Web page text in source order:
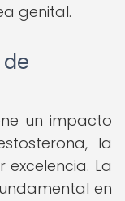
genital.
un impacto
la
La
en